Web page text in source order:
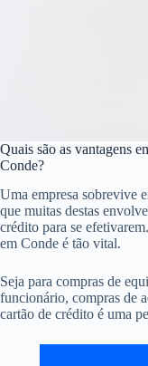
Quais são as vantagens
Conde?
Uma empresa sobrevive
que muitas destas
crédito para se
em Conde é tão vital.
Seja para compras de
funcionário, compras de
cartão de crédito é uma